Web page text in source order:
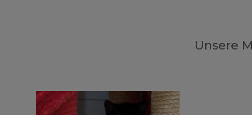
Unsere